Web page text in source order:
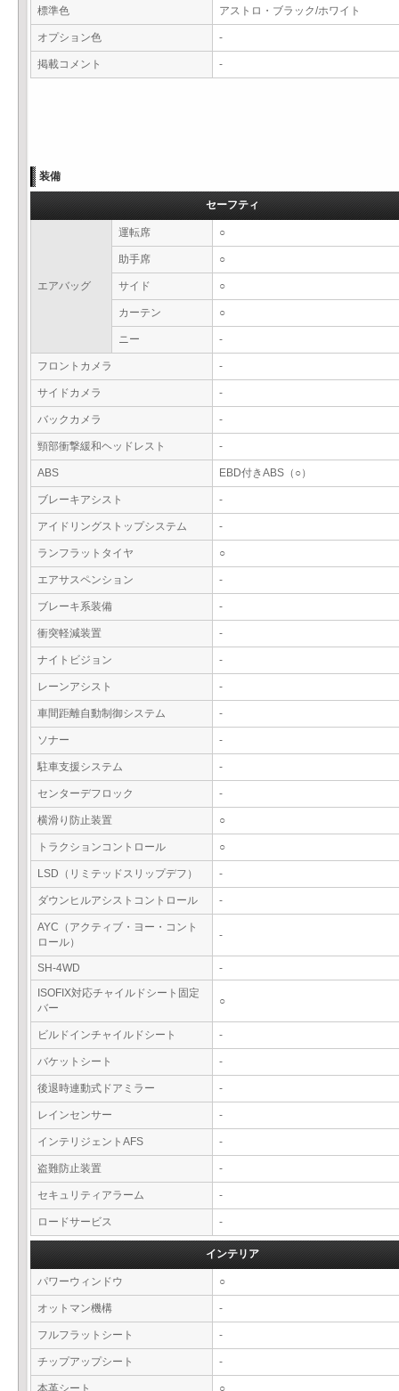
標準色
アストロ・ブラック/ホワイト
オプション色 -
掲載コメント -
装備
セーフティ
エアバッグ
運転席 ○
助手席 ○
サイド ○
カーテン ○
ニー -
フロントカメラ -
サイドカメラ -
バックカメラ -
頸部衝撃緩和ヘッドレスト -
ABS EBD付きABS（○）
ブレーキアシスト -
アイドリングストップシステム -
ランフラットタイヤ ○
エアサスペンション -
ブレーキ系装備 -
衝突軽減装置 -
ナイトビジョン -
レーンアシスト -
車間距離自動制御システム -
ソナー -
駐車支援システム -
センターデフロック -
横滑り防止装置 ○
トラクションコントロール ○
LSD（リミテッドスリップデフ） -
ダウンヒルアシストコントロール -
AYC（アクティブ・ヨー・コント
ロール）
-
SH-4WD
-
ISOFIX対応チャイルドシート固定
バー
○
ビルドインチャイルドシート -
バケットシート -
後退時連動式ドアミラー -
レインセンサー -
インテリジェントAFS -
盗難防止装置 -
セキュリティアラーム -
ロードサービス -
インテリア
パワーウィンドウ ○
オットマン機構 -
フルフラットシート -
チップアップシート -
本革シート ○